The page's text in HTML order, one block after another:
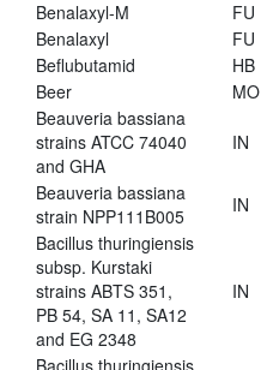
Benalaxyl-M
FU
Benalaxyl
FU
Beflubutamid
HB
Beer
MO
Beauveria bassiana
strains ATCC 74040
and GHA
IN
Beauveria bassiana
strain NPP111B005
IN
Bacillus thuringiensis
subsp. Kurstaki
strains ABTS 351,
PB 54, SA 11, SA12
and EG 2348
IN